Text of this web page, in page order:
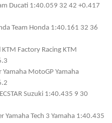
Ducati 1:40.059 32 42 +0.417
Team Honda 1:40.161 32 36
KTM Factory Racing KTM
MotoGP Yamaha
Suzuki 1:40.435 9 30
Yamaha Tech 3 Yamaha 1:40.435